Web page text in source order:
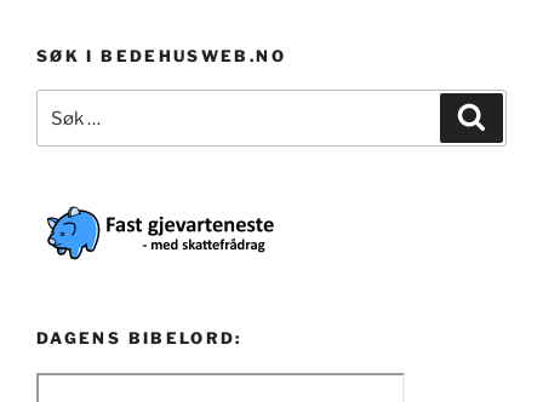
SØK I BEDEHUSWEB.NO
etter:
DAGENS BIBELORD: